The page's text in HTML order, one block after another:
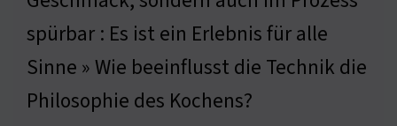
spürbar : Es ist ein Erlebnis für alle
Sinne » Wie beeinflusst die Technik die
Philosophie des Kochens?